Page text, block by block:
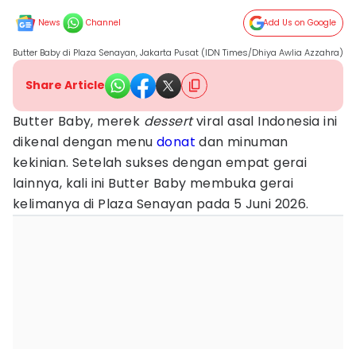
News Channel Add Us on Google
Butter Baby di Plaza Senayan, Jakarta Pusat (IDN Times/Dhiya Awlia Azzahra)
Share Article
Butter Baby, merek dessertviral asal Indonesia ini
dikenal dengan menu donat dan minuman
kekinian. Setelah sukses dengan empat gerai
lainnya, kali ini Butter Baby membuka gerai
kelimanya di Plaza Senayan pada 5 Juni 2026.